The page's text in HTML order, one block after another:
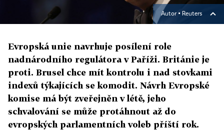
Autor ▪ Reuters
Evropská unie navrhuje posílení role
nadnárodního regulátora v Paříži. Británie je
proti. Brusel chce mít kontrolu i nad stovkami
indexů týkajících se komodit. Návrh Evropské
komise má být zveřejněn v létě, jeho
schvalování se může protáhnout až do
evropských parlamentních voleb příští rok.